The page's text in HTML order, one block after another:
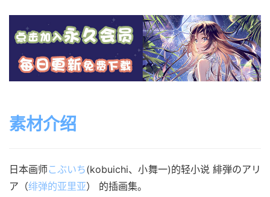
素材介绍
日本画师こぶいち(kobuichi、小舞一)的轻小说 緋弾のアリ
ア（绯弹的亚里亚） 的插画集。